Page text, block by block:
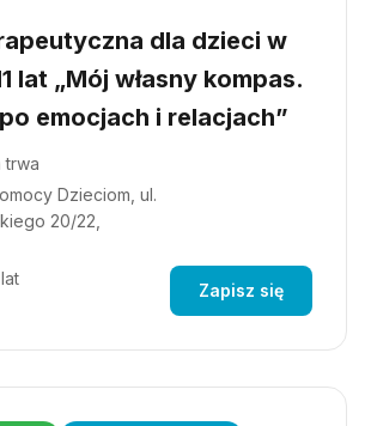
dla dzieci w
lat „Mój własny kompas.
emocjach i relacjach”
trwa
Dzieciom, ul.
20/22,
Zapisz się